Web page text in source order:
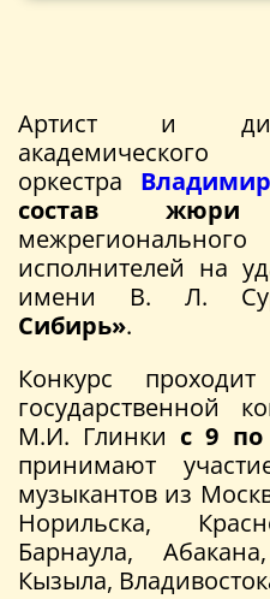
Артист и
оркестра
состав жюри
исполнителей на
имени В. Л.
Сибирь».
Конкурс
государственной
М.И. Глинки с 9 по
принимают
музыкантов из
Норильска,
Барнаула,
Кызыла,